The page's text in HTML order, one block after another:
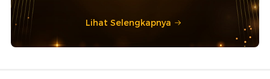
Lihat Selengkapnya